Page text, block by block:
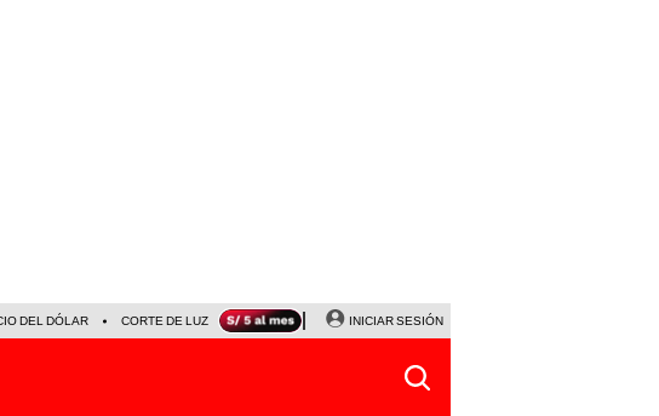
DEL DÓLAR CORTE DE LUZ VIERNES 7 DE AGOSTO ALBERTO BENAVIDES
INICIAR SESIÓN